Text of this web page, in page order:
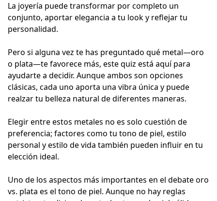
La joyería puede transformar por completo un
conjunto, aportar elegancia a tu look y reflejar tu
personalidad.
Pero si alguna vez te has preguntado qué metal—oro
o plata—te favorece más, este quiz está aquí para
ayudarte a decidir. Aunque ambos son opciones
clásicas, cada uno aporta una vibra única y puede
realzar tu belleza natural de diferentes maneras.
Elegir entre estos metales no es solo cuestión de
preferencia; factores como tu tono de piel, estilo
personal y estilo de vida también pueden influir en tu
elección ideal.
Uno de los aspectos más importantes en el debate oro
vs. plata es el tono de piel. Aunque no hay reglas